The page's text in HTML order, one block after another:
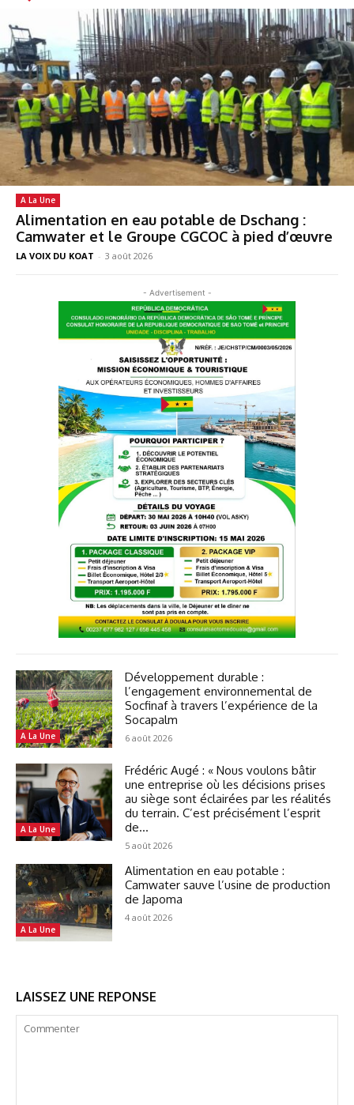
A La Une
Alimentation en eau potable de Dschang :
Camwater et le Groupe CGCOC à pied d’œuvre
LA VOIX DU KOAT - 3 août 2026
- Advertisement -
A La Une
Développement durable :
l’engagement environnemental de
Socfinaf à travers l’expérience de la
Socapalm
6 août 2026
A La Une
Frédéric Augé : « Nous voulons bâtir
une entreprise où les décisions prises
au siège sont éclairées par les réalités
du terrain. C’est précisément l’esprit
de...
5 août 2026
A La Une
Alimentation en eau potable :
Camwater sauve l’usine de production
de Japoma
4 août 2026
LAISSEZ UNE REPONSE